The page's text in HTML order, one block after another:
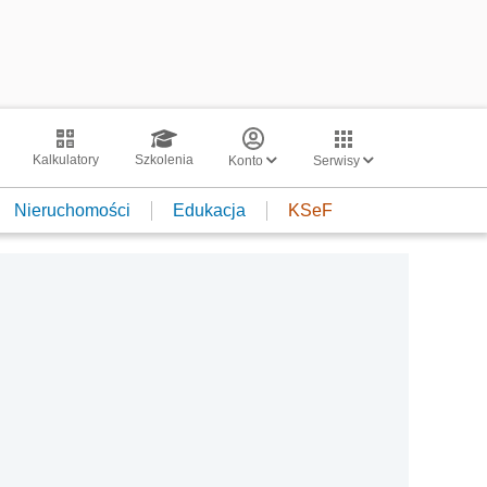
Kalkulatory Szkolenia Konto Serwisy
Nieruchomości Edukacja KSeF